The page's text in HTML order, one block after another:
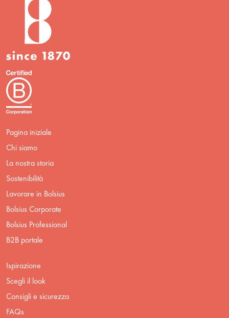
Pagina iniziale
Chi siamo
La nostra storia
Sostenibilità
Lavorare in Bolsius
Bolsius Corporate
Bolsius Professional
B2B portale
Ispirazione
Scegli il look
Consigli e sicurezza
FAQs